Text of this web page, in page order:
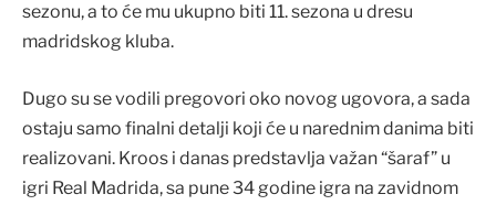
sezonu, a to će mu ukupno biti 11. sezona u dresu
madridskog kluba.
Dugo su se vodili pregovori oko novog ugovora, a sada
ostaju samo finalni detalji koji će u narednim danima biti
realizovani. Kroos i danas predstavlja važan “šaraf” u
igri Real Madrida, sa pune 34 godine igra na zavidnom